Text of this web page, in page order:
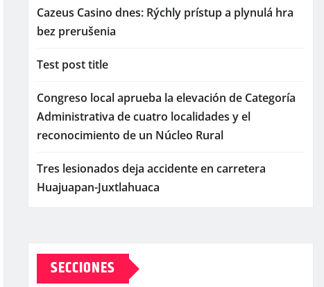
Cazeus Casino dnes: Rýchly prístup a plynulá hra
bez prerušenia
Test post title
Congreso local aprueba la elevación de Categoría
Administrativa de cuatro localidades y el
reconocimiento de un Núcleo Rural
Tres lesionados deja accidente en carretera
Huajuapan-Juxtlahuaca
SECCIONES